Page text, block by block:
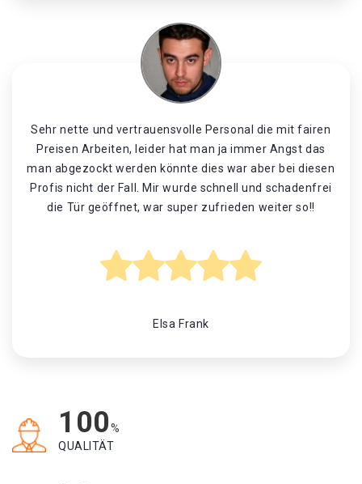
Sehr nette und vertrauensvolle Personal die mit fairen
Preisen Arbeiten, leider hat man ja immer Angst das
man abgezockt werden könnte dies war aber bei diesen
Profis nicht der Fall. Mir wurde schnell und schadenfrei
die Tür geöffnet, war super zufrieden weiter so!!
Elsa Frank
100%
QUALITÄT